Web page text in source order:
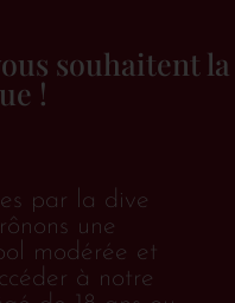
&
/ Rosé de
souhaitent la
!
par la dive
une
modérée et
à notre